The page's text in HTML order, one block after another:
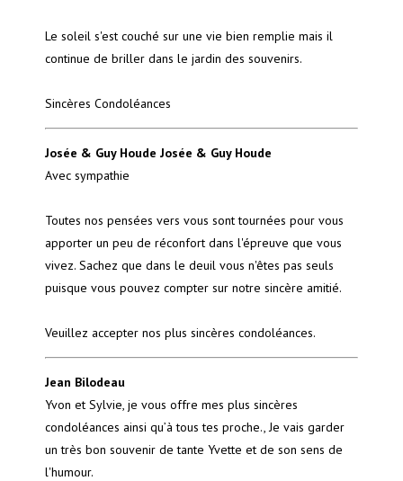
Le soleil s'est couché sur une vie bien remplie mais il
continue de briller dans le jardin des souvenirs.
Sincères Condoléances
Josée & Guy Houde Josée & Guy Houde
Avec sympathie
Toutes nos pensées vers vous sont tournées pour vous
apporter un peu de réconfort dans l'épreuve que vous
vivez. Sachez que dans le deuil vous n'êtes pas seuls
puisque vous pouvez compter sur notre sincère amitié.
Veuillez accepter nos plus sincères condoléances.
Jean Bilodeau
Yvon et Sylvie, je vous offre mes plus sincères
condoléances ainsi qu’à tous tes proche., Je vais garder
un très bon souvenir de tante Yvette et de son sens de
l'humour.